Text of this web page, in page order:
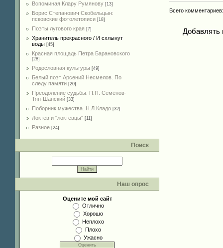
Вспоминая Клару Румянову [13]
Борис Степанович Скобельцын:
псковские фотолетописи [18]
Поэты лугового края [7]
Хранитель прекрасного / И схлынут
воды [45]
Красная площадь Петра Барановского
[28]
Родословная культуры [49]
Белый поэт Арсений Несмелов. По
следу памяти [20]
Преодоление судьбы. П.П. Семёнов-
Тян-Шанский [33]
Поборник мужества. Н.Л.Кладо [32]
Локтев и "локтевцы" [11]
Разное [24]
Поиск
Наш опрос
Оцените мой сайт
Отлично
Хорошо
Неплохо
Плохо
Ужасно
Всего комментариев
Добавлять